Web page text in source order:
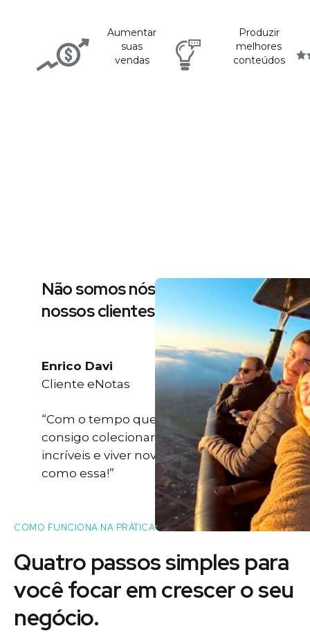
Aumentar
suas
vendas
Produzir
melhores
conteúdos
Não somos nós dizendo, são
nossos clientes
Enrico Davi
Cliente eNotas
“Com o tempo que eu ganho eu
consigo colecionar momentos
incríveis e viver novas experiências
como essa!”
COMO FUNCIONA NA PRÁTICA
Quatro passos simples para
vocêfocarem crescer o seu
negócio.